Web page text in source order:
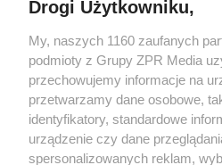
Żaden utwór zamieszczony w serwisie
rozpowszechniany lub dalej
tym także elektroniczny lub
eksploatacji w jakiejkolwiek formie,
bez pisemnej zgody właściciela praw.
wykorzystanie utworów w całości lub w
bez właściwej zgody, jest zabronione
prawnie.
Drogi Użytkowniku,
My, naszych 1160 zaufanych
podmioty z Grupy ZPR Media
przechowujemy informacje na
przetwarzamy dane osobowe,
identyfikatory, standardowe
urządzenie czy dane
spersonalizowanych reklam,